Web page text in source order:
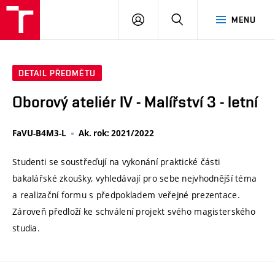
MENU
PŘIHLÁSIT
DETAIL PŘEDMĚTU
Oborový ateliér IV - Malířství 3 - letní
FaVU-B4M3-L Ak. rok: 2021/2022
Studenti se soustřeďují na vykonání praktické části
bakalářské zkoušky, vyhledávají pro sebe nejvhodnější téma
a realizační formu s předpokladem veřejné prezentace.
Zároveň předloží ke schválení projekt svého magisterského
studia.